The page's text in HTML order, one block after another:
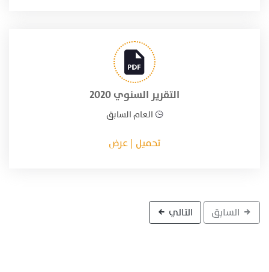
التقرير السنوي 2020
العام السابق
تحميل | عرض
السابق التالي